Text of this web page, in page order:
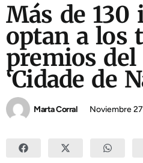
Más de 130
optan a los
premios del
‘Cidade de
Marta Corral Noviembre